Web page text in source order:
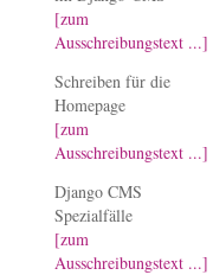
[zum
Ausschreibungstext ...]
Schreiben für die
Homepage
[zum
Ausschreibungstext ...]
Django CMS
Spezialfälle
[zum
Ausschreibungstext ...]